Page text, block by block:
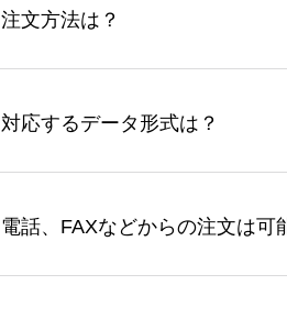
注文方法は？
す。 30枚以上やシルク印刷な
さい。製作する数量が多けれ
対応するデータ形式は？
ズは、20MBです。デジカメ
Illustratorからの直接入稿には
電話、FAXなどからの注文は可